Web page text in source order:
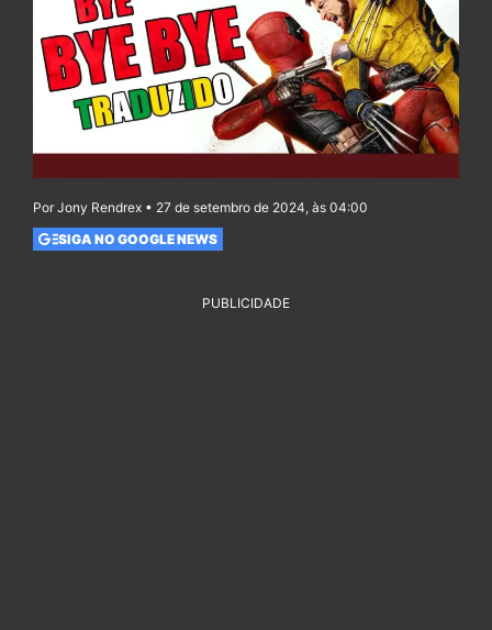
Por Jony Rendrex • 27 de setembro de 2024, às 04:00
SIGA NO GOOGLE NEWS
PUBLICIDADE